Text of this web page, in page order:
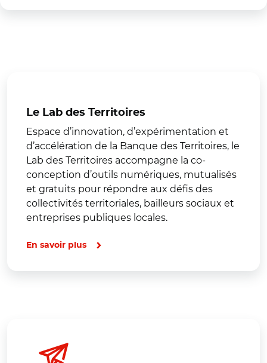
Le Lab des Territoires
Espace d’innovation, d’expérimentation et
d’accélération de la Banque des Territoires, le
Lab des Territoires accompagne la co-
conception d’outils numériques, mutualisés
et gratuits pour répondre aux défis des
collectivités territoriales, bailleurs sociaux et
entreprises publiques locales.
En savoir plus